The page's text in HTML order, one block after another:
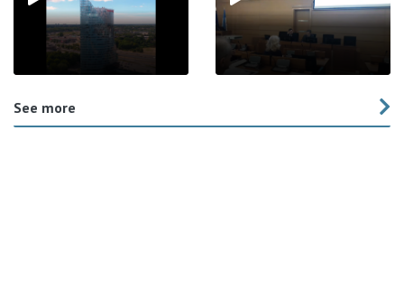
See more